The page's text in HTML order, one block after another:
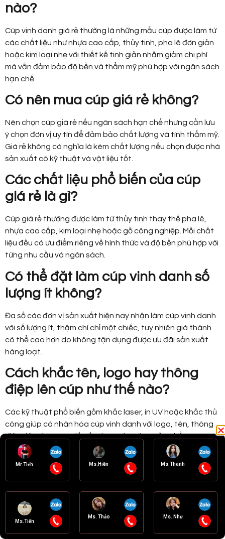
nào?
Cúp vinh danh giá rẻ thường là những mẫu cúp được làm từ
các chất liệu như nhựa cao cấp, thủy tinh, pha lê đơn giản
hoặc kim loại nhẹ với thiết kế tinh giản nhằm giảm chi phí
mà vẫn đảm bảo độ bền và thẩm mỹ phù hợp với ngân sách
hạn chế.
Có nên mua cúp giá rẻ không?
Nên chọn cúp giá rẻ nếu ngân sách hạn chế nhưng cần lưu
ý chọn đơn vị uy tín để đảm bảo chất lượng và tính thẩm mỹ.
Giá rẻ không có nghĩa là kém chất lượng nếu chọn được nhà
sản xuất có kỹ thuật và vật liệu tốt.
Các chất liệu phổ biến của cúp
giá rẻ là gì?
Cúp giá rẻ thường được làm từ thủy tinh thay thế pha lê,
nhựa cao cấp, kim loại nhẹ hoặc gỗ công nghiệp. Mỗi chất
liệu đều có ưu điểm riêng về hình thức và độ bền phù hợp với
từng nhu cầu và ngân sách.
Có thể đặt làm cúp vinh danh số
lượng ít không?
Đa số các đơn vị sản xuất hiện nay nhận làm cúp vinh danh
với số lượng ít, thậm chí chỉ một chiếc, tuy nhiên giá thành
có thể cao hơn do không tận dụng được ưu đãi sản xuất
hàng loạt.
Cách khắc tên, logo hay thông
điệp lên cúp như thế nào?
Các kỹ thuật phổ biến gồm khắc laser, in UV hoặc khắc thủ
công giúp cá nhân hóa cúp vinh danh với logo, tên, thông
điệp độc đáo, tạo dấu ấn riêng cho từng sản phẩm.
Làm sao chọn được đơn vị sản
xuất cúp vinh danh giá rẻ, uy tín
tại Hà Nội?
Nên lựa chọn các nhà sản xuất trực tiếp, có kinh nghiệm,
trang thiết bị hiện đại và dịch vụ chăm sóc khách hàng tốt.
Liên hệ tư vấn
Mr.Tiến Ms.Hiền Ms.Thanh
Ms.Tiến
Ms. Thảo Ms. Như